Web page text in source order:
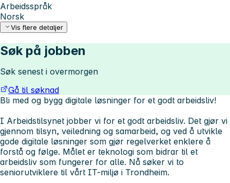
Arbeidsspråk
Norsk
Vis flere detaljer
Søk på jobben
Søk senest i overmorgen
Gå til søknad
Bli med og bygg digitale løsninger for et godt arbeidsliv!
I Arbeidstilsynet jobber vi for et godt arbeidsliv. Det gjør vi
gjennom tilsyn, veiledning og samarbeid, og ved å utvikle
gode digitale løsninger som gjør regelverket enklere å
forstå og følge. Målet er teknologi som bidrar til et
arbeidsliv som fungerer for alle. Nå søker vi to
seniorutviklere til vårt IT-miljø i Trondheim.